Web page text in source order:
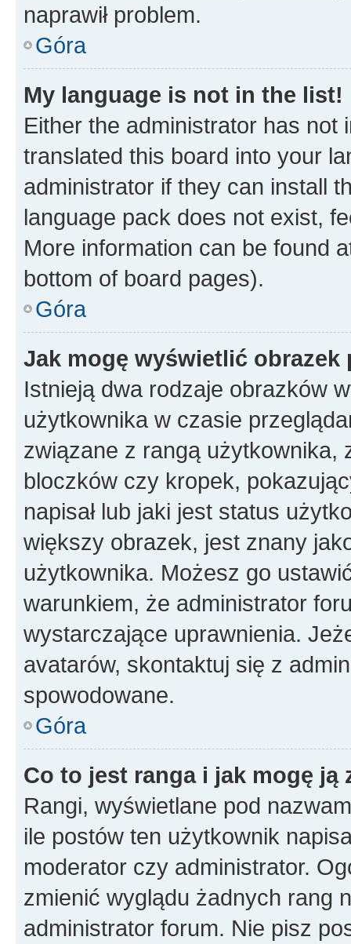
naprawił problem.
Góra
My language is not in the list!
Either the administrator has not
translated this board into your
administrator if they can install
language pack does not exist,
More information can be found
bottom of board pages).
Góra
Jak mogę wyświetlić
Istnieją dwa rodzaje obrazków
użytkownika w czasie
związane z rangą użytkownika,
bloczków czy kropek,
napisał lub jaki jest status
większy obrazek, jest znany
użytkownika. Możesz go
warunkiem, że administrator
wystarczające uprawnienia.
avatarów, skontaktuj się z
spowodowane.
Góra
Co to jest ranga i jak mogę ją
Rangi, wyświetlane pod
ile postów ten użytkownik
moderator czy administrator.
zmienić wyglądu żadnych rang
administrator forum. Nie pisz